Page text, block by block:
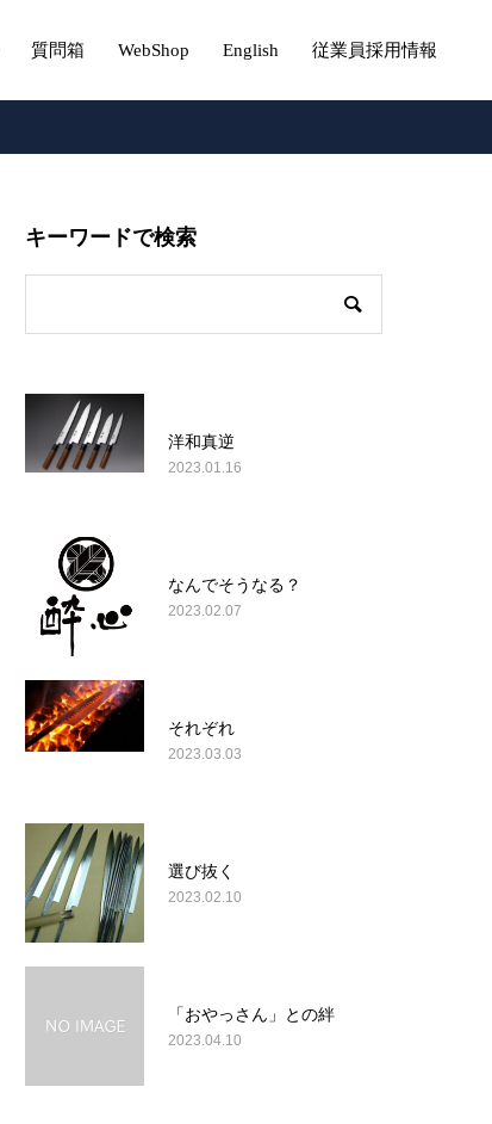
質問箱 WebShop English 従業員採用情報
キーワードで検索
洋和真逆
2023.01.16
なんでそうなる？
2023.02.07
それぞれ
2023.03.03
選び抜く
2023.02.10
「おやっさん」との絆
2023.04.10